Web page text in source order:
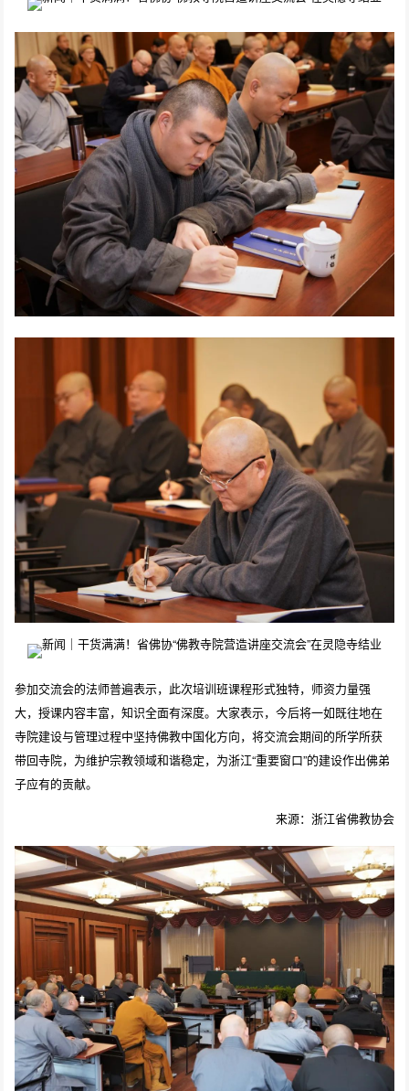
参加交流会的法师普遍表示，此次培训班课程形式独特，师资力量强
大，授课内容丰富，知识全面有深度。大家表示，今后将一如既往地在
寺院建设与管理过程中坚持佛教中国化方向，将交流会期间的所学所获
带回寺院，为维护宗教领域和谐稳定，为浙江“重要窗口”的建设作出佛弟
子应有的贡献。
来源：浙江省佛教协会